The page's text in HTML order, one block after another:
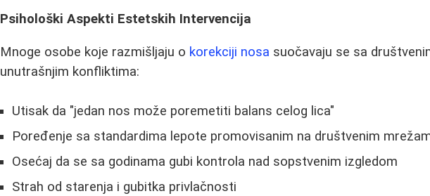
Psihološki Aspekti Estetskih Intervencija
Mnoge osobe koje razmišljaju o korekciji nosa suočavaju se sa
unutrašnjim konfliktima:
Utisak da "jedan nos može poremetiti balans celog lica"
Poređenje sa standardima lepote promovisanim na društvenim
Osećaj da se sa godinama gubi kontrola nad sopstvenim izgledom
Strah od starenja i gubitka privlačnosti